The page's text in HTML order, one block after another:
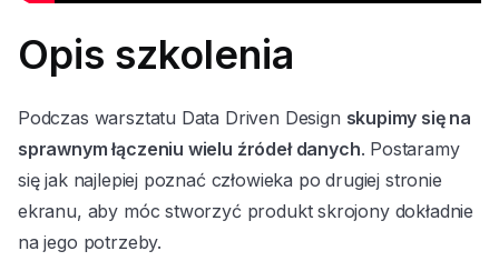
Opis szkolenia
Podczas warsztatu Data Driven Design skupimy się na
sprawnym łączeniu wielu źródeł danych. Postaramy
się jak najlepiej poznać człowieka po drugiej stronie
ekranu, aby móc stworzyć produkt skrojony dokładnie
na jego potrzeby.